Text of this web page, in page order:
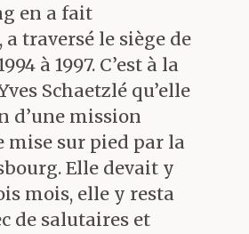
en a fait
a traversé le siège de
à 1997. C’est à la
Schaetzlé qu’elle
d’une mission
sur pied par la
Elle devait y
mois, elle y resta
de salutaires et